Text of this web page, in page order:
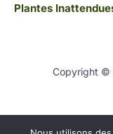
Plantes
Copyright ©